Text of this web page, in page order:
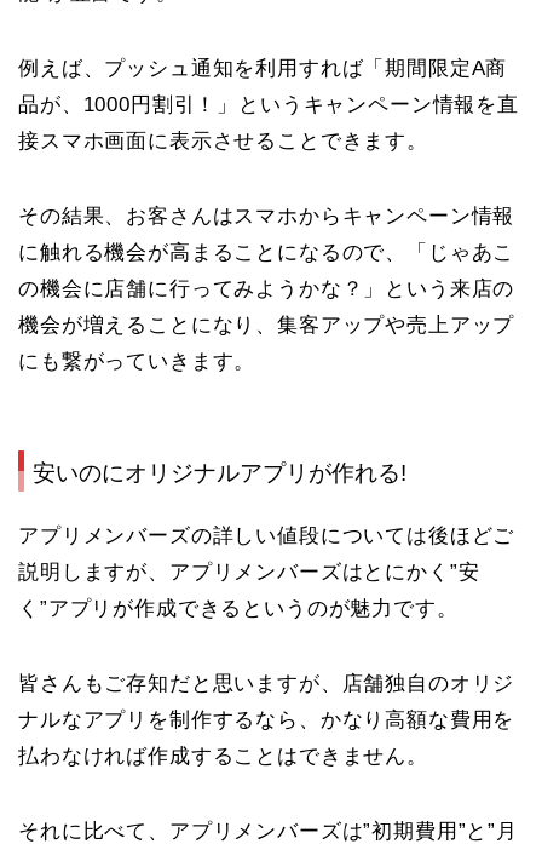
例えば、プッシュ通知を利用すれば「期間限定A商
品が、1000円割引！」というキャンペーン情報を直
接スマホ画面に表示させることできます。
その結果、お客さんはスマホからキャンペーン情報
に触れる機会が高まることになるので、「じゃあこ
の機会に店舗に行ってみようかな？」という来店の
機会が増えることになり、集客アップや売上アップ
にも繋がっていきます。
安いのにオリジナルアプリが作れる!
アプリメンバーズの詳しい値段については後ほどご
説明しますが、アプリメンバーズはとにかく”安
く”アプリが作成できるというのが魅力です。
皆さんもご存知だと思いますが、店舗独自のオリジ
ナルなアプリを制作するなら、かなり高額な費用を
払わなければ作成することはできません。
それに比べて、アプリメンバーズは”初期費用”と”月